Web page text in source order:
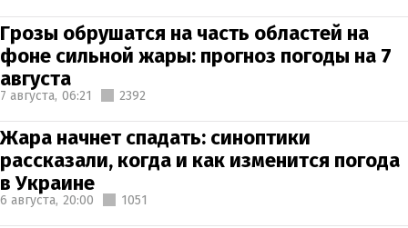
Грозы обрушатся на часть областей на
фоне сильной жары: прогноз погоды на 7
августа
7 августа, 06:21 2392
Жара начнет спадать: синоптики
рассказали, когда и как изменится погода
в Украине
6 августа, 20:00 1051